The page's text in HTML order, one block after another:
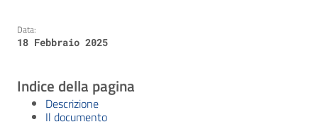
Data:
18 Febbraio 2025
Indice della pagina
Descrizione
Il documento